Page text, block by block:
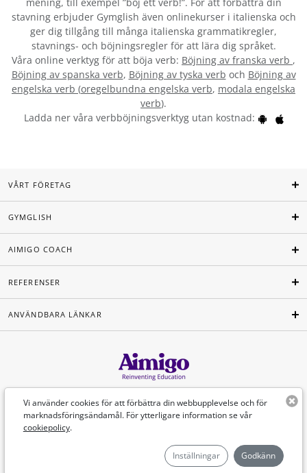
mening, till exempel ”böj ett verb!”. För att förbättra din
stavning erbjuder Gymglish även onlinekurser i italienska och
ger dig tillgång till många italienska grammatikregler,
stavnings- och böjningsregler för att lära dig språket.
Våra online verktyg för att böja verb: Böjning av franska verb ,
Böjning av spanska verb, Böjning av tyska verb och Böjning av
engelska verb (oregelbundna engelska verb, modala engelska
verb).
Ladda ner våra verbböjningsverktyg utan kostnad:
Vi använder cookies för att förbättra din webbupplevelse och för
marknadsföringsändamål. För ytterligare information se vår
cookiepolicy.
Inställningar Godkänn
VÅRT FÖRETAG
GYMGLISH
AIMIGO COACH
REFERENSER
ANVÄNDBARA LÄNKAR
Svenska